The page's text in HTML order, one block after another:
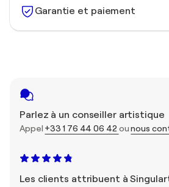
Garantie et paiement
Parlez à un conseiller artistique
Appel +33 1 76 44 06 42ounous
Les clients attribuent à